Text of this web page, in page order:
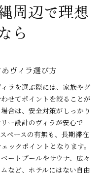
周辺で理想
ら
ヴィラ選び方
ラを選ぶ際には、家族やグ
せてポイントを絞ることが
合は、安全対策がしっかり
ー設計のヴィラが安心で
ペースの有無も、長期滞在
ックポイントとなります。
ートプールやサウナ、広々
など、ホテルにはない自由